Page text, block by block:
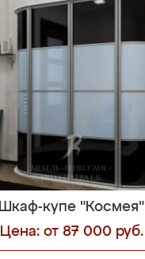
Шкаф-купе "Космея"
Цена: от 87 000 руб.